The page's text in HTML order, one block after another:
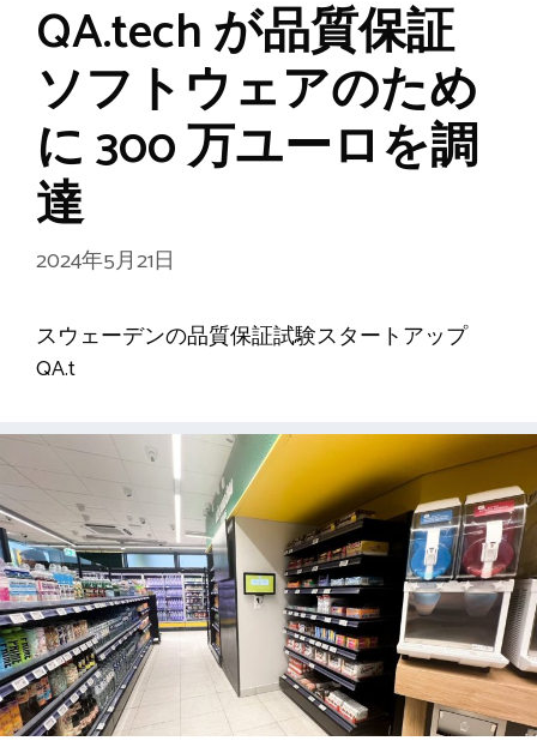
QA.tech が品質保証
ソフトウェアのため
に 300 万ユーロを調
達
2024年5月21日
スウェーデンの品質保証試験スタートアップ
QA.t